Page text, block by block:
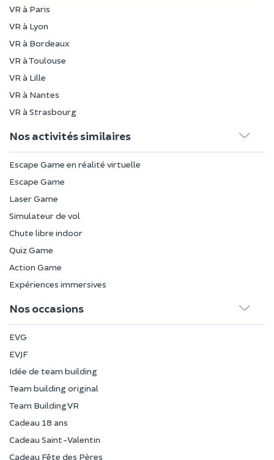
VR à Paris
VR à Lyon
VR à Bordeaux
VR à Toulouse
VR à Lille
VR à Nantes
VR à Strasbourg
Nos activités similaires
Escape Game en réalité virtuelle
Escape Game
Laser Game
Simulateur de vol
Chute libre indoor
Quiz Game
Action Game
Expériences immersives
Nos occasions
EVG
EVJF
Idée de team building
Team building original
Team Building VR
Cadeau 18 ans
Cadeau Saint-Valentin
Cadeau Fête des Pères